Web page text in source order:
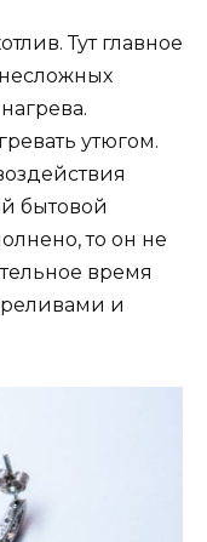
Тут главное
утюгом.
бытовой
то он не
время
и